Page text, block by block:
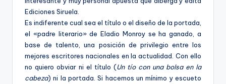
Ediciones Siruela.
Es indiferente cual sea el título o el diseño de la portada,
el «padre literario» de Eladio Monroy se ha ganado, a
base de talento, una posición de privilegio entre los
mejores escritores nacionales en la actualidad. Con ello
no quiero obviar ni el título (Un tío con una bolsa en la
cabeza) ni la portada. Si hacemos un mínimo y escueto